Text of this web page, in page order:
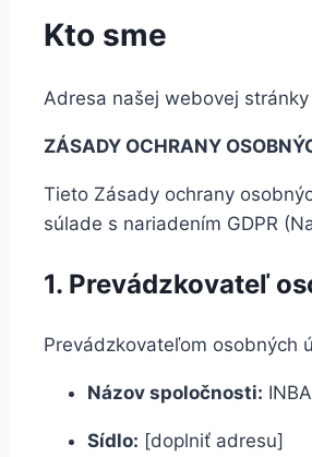
Kto sme
Adresa našej webovej stránky
ZÁSADY OCHRANY
Tieto Zásady ochrany
súlade s nariadením GDPR
1. Prevádzkovateľ
Prevádzkovateľom osobných
Názov spoločnosti:
Sídlo: [doplniť adresu]